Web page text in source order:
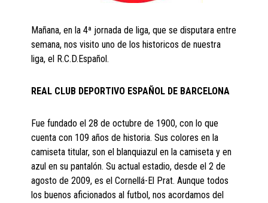
Mañana, en la 4ª jornada de liga, que se disputara entre
semana, nos visito uno de los historicos de nuestra
liga, el R.C.D.Español.
REAL CLUB DEPORTIVO ESPAÑOL DE BARCELONA
Fue fundado el 28 de octubre de 1900, con lo que
cuenta con 109 años de historia. Sus colores en la
camiseta titular, son el blanquiazul en la camiseta y en
azul en su pantalón. Su actual estadio, desde el 2 de
agosto de 2009, es el Cornellá-El Prat. Aunque todos
los buenos aficionados al futbol, nos acordamos del